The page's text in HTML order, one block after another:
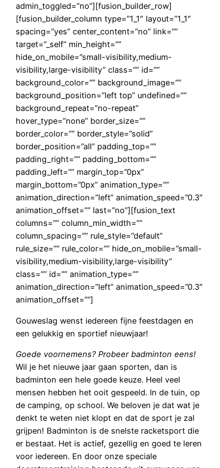
admin_toggled=”no”][fusion_builder_row]
[fusion_builder_column type=”1_1″ layout=”1_1″
spacing=”yes” center_content=”no” link=””
target=”_self” min_height=””
hide_on_mobile=”small-visibility,medium-
visibility,large-visibility” class=”” id=””
background_color=”” background_image=””
background_position=”left top” undefined=””
background_repeat=”no-repeat”
hover_type=”none” border_size=””
border_color=”” border_style=”solid”
border_position=”all” padding_top=””
padding_right=”” padding_bottom=””
padding_left=”” margin_top=”0px”
margin_bottom=”0px” animation_type=””
animation_direction=”left” animation_speed=”0.3″
animation_offset=”” last=”no”][fusion_text
columns=”” column_min_width=””
column_spacing=”” rule_style=”default”
rule_size=”” rule_color=”” hide_on_mobile=”small-
visibility,medium-visibility,large-visibility”
class=”” id=”” animation_type=””
animation_direction=”left” animation_speed=”0.3″
animation_offset=””]
Gouweslag wenst iedereen fijne feestdagen en
een gelukkig en sportief nieuwjaar!
Goede voornemens? Probeer badminton eens!
Wil je het nieuwe jaar gaan sporten, dan is
badminton een hele goede keuze. Heel veel
mensen hebben het ooit gespeeld. In de tuin, op
de camping, op school. We beloven je dat wat je
denkt te weten niet klopt en dat de sport je zal
grijpen! Badminton is de snelste racketsport die
er bestaat. Het is actief, gezellig en goed te leren
voor iedereen. En door onze speciale